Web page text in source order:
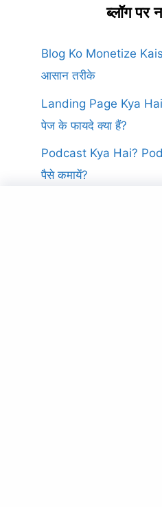
ब्लॉग
Blog Ko Monetize
आसान तरीके
Landing Page Kya
पेज के फायदे क्या हैं?
Podcast Kya Hai?
पैसे कमायें?